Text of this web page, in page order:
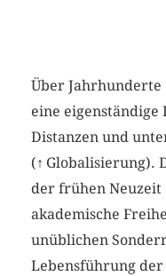
Über
eine eigenständige
Distanzen und
(↑ Globalisierung).
der frühen Neuzeit
akademische
unüblichen
Lebensführung